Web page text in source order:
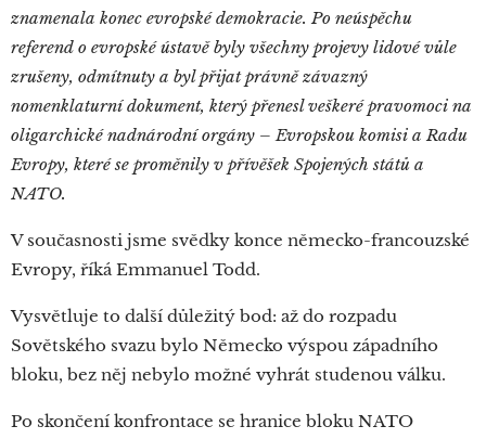
znamenala konec evropské demokracie. Po neúspěchu
referend o evropské ústavě byly všechny projevy lidové vůle
zrušeny, odmítnuty a byl přijat právně závazný
nomenklaturní dokument, který přenesl veškeré pravomoci na
oligarchické nadnárodní orgány – Evropskou komisi a Radu
Evropy, které se proměnily v přívěšek Spojených států a
NATO.
V současnosti jsme svědky konce německo-francouzské
Evropy, říká Emmanuel Todd.
Vysvětluje to další důležitý bod: až do rozpadu
Sovětského svazu bylo Německo výspou západního
bloku, bez něj nebylo možné vyhrát studenou válku.
Po skončení konfrontace se hranice bloku NATO